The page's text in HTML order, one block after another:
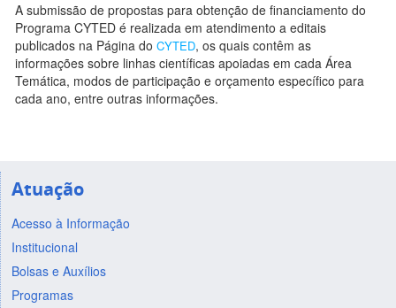
A submissão de propostas para obtenção de financiamento do
Programa CYTED é realizada em atendimento a editais
publicados na Página do CYTED, os quais contêm as
informações sobre linhas científicas apoiadas em cada Área
Temática, modos de participação e orçamento específico para
cada ano, entre outras informações.
Atuação
Acesso à Informação
Institucional
Bolsas e Auxílios
Programas